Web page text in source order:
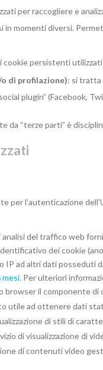
per raccogliere e
momenti diversi.
cookie persistenti utilizzati
di profilazione): ​si tratta
plugin” (Facebook,
da “terze parti” è
per l’autenticazione
del traffico web
dei cookie
IP ad altri dati posseduti
mesi. Per ulteriori
browser il componente di
utile ad ottenere dati
di stili di
di visualizzazione di
di contenuti video